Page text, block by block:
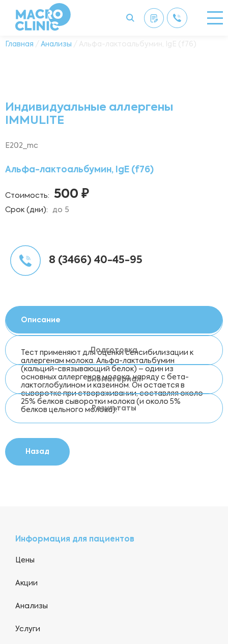
Главная / Анализы / Альфа-лактоальбумин, IgE (f76)
Индивидуальные аллергены
IMMULITE
Е202_mc
Альфа-лактоальбумин, IgE (f76)
Стоимость: 500 ₽
Срок (дни): до 5
8 (3466) 40-45-95
Описание
Тест применяют для оценки сенсибилизации к
аллергенам молока. Альфа-лактальбумин
(кальций-связывающий белок) – один из
основных аллергенов молока, наряду с бета-
лактоглобулином и казеином. Он остается в
сыворотке при створаживании, составляя около
25% белков сыворотки молока (и около 5%
белков цельного молока).
Подготовка
Биоматериал
Результаты
Назад
Информация для пациентов
Цены
Акции
Анализы
Услуги